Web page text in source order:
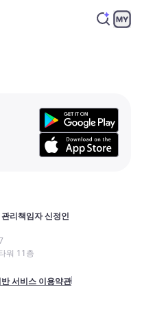
리책임자 신정인
워 11층
서비스 이용약관